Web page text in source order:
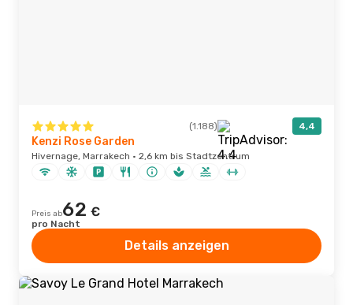
(1.188) 4,4
Kenzi Rose Garden
Hivernage, Marrakech · 2,6 km bis Stadtzentrum
Preis ab62 €
pro Nacht
Details anzeigen